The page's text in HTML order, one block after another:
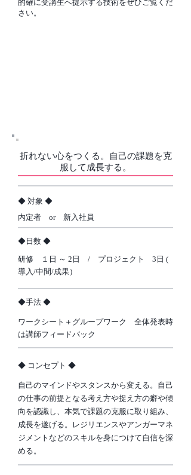
的確に受講生へ提示する技術をぜひご覧くだ
さい。
折れない心をつくる。自己の課題を克
服して成長する。
​◆ 対象 ◆
内定者 or 新入社員
​◆日数 ◆
研修 １日 ～ 2日 / プロジェクト 3日 (
導入/中間/成果）
​◆手法 ◆
ワークシート＋グループワーク 全体発表時
は講師フィードバック
​◆ コンセプト ◆
自己のマインドやスタンスから変える。自己
の仕事の前提となる考え方や捉え方の癖や傾
向を認識し、本気で課題の克服に取り組み、
成長を遂げる。レジリエンスやアンガーマネ
ジメントなどのスキルを身につけて自信を深
める。